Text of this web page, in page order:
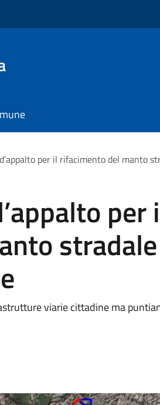
per il rifacimento del manto
per
viarie cittadine ma